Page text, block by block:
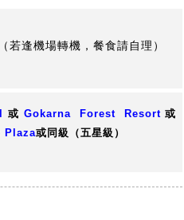
若逢機場轉機，餐食請自理）
或 Gokarna Forest Resort 或
Plaza或同級（五星級）